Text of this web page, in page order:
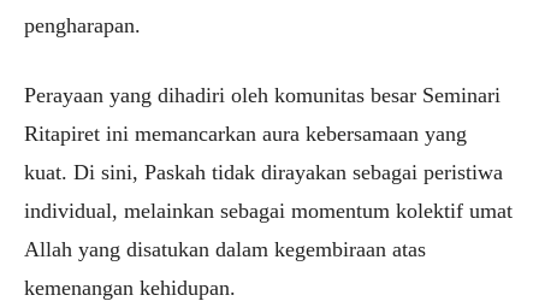
pengharapan.
Perayaan yang dihadiri oleh komunitas besar Seminari
Ritapiret ini memancarkan aura kebersamaan yang
kuat. Di sini, Paskah tidak dirayakan sebagai peristiwa
individual, melainkan sebagai momentum kolektif umat
Allah yang disatukan dalam kegembiraan atas
kemenangan kehidupan.